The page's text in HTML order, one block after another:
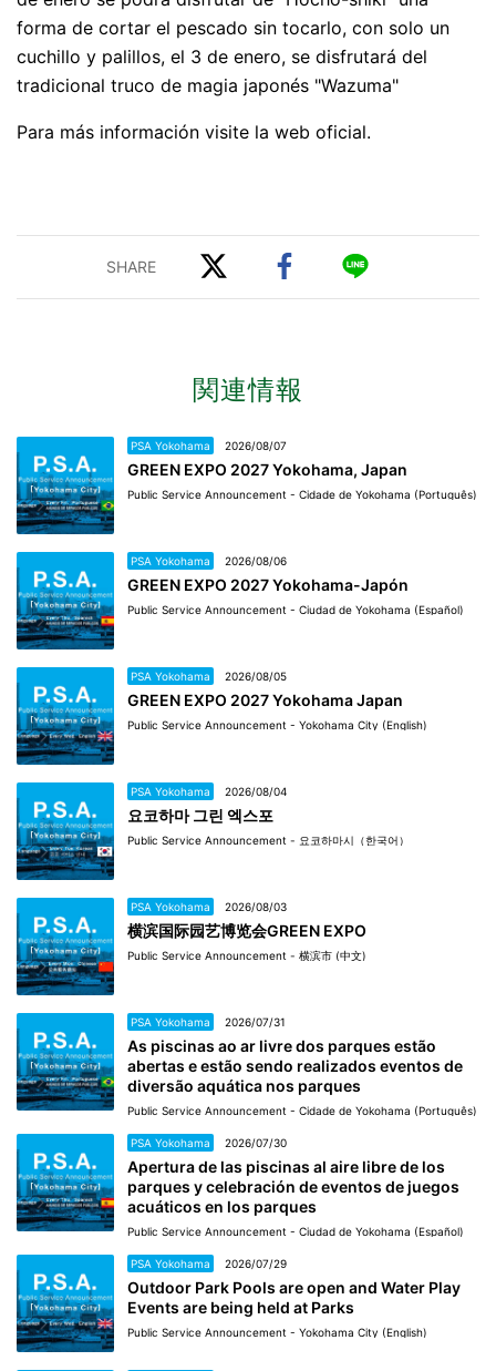
forma de cortar el pescado sin tocarlo, con solo un
cuchillo y palillos, el 3 de enero, se disfrutará del
tradicional truco de magia japonés "Wazuma"
Para más información visite la web oficial.
関連情報
PSA Yokohama 2026/08/07
GREEN EXPO 2027 Yokohama, Japan
Public Service Announcement - Cidade de Yokohama (Português)
PSA Yokohama 2026/08/06
GREEN EXPO 2027 Yokohama-Japón
Public Service Announcement - Ciudad de Yokohama (Español)
PSA Yokohama 2026/08/05
GREEN EXPO 2027 Yokohama Japan
Public Service Announcement - Yokohama City (English)
PSA Yokohama 2026/08/04
요코하마 그린 엑스포
Public Service Announcement - 요코하마시（한국어）
PSA Yokohama 2026/08/03
横滨国际园艺博览会GREEN EXPO
Public Service Announcement - 横滨市 (中文)
PSA Yokohama 2026/07/31
As piscinas ao ar livre dos parques estão
abertas e estão sendo realizados eventos de
diversão aquática nos parques
Public Service Announcement - Cidade de Yokohama (Português)
PSA Yokohama 2026/07/30
Apertura de las piscinas al aire libre de los
parques y celebración de eventos de juegos
acuáticos en los parques
Public Service Announcement - Ciudad de Yokohama (Español)
PSA Yokohama 2026/07/29
Outdoor Park Pools are open and Water Play
Events are being held at Parks
Public Service Announcement - Yokohama City (English)